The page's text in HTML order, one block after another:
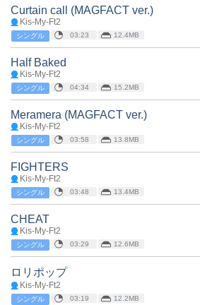
Curtain call (MAGFACT ver.)
Kis-My-Ft2
シングル 03:23 12.4MB
Half Baked
Kis-My-Ft2
シングル 04:34 15.2MB
Meramera (MAGFACT ver.)
Kis-My-Ft2
シングル 03:58 13.8MB
FIGHTERS
Kis-My-Ft2
シングル 03:48 13.4MB
CHEAT
Kis-My-Ft2
シングル 03:29 12.6MB
ロリポップ
Kis-My-Ft2
シングル 03:19 12.2MB